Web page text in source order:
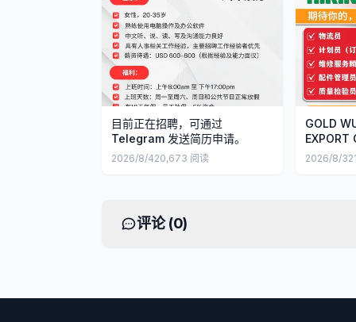
目前正在招聘，可通过
Telegram 发送简历申请。
2026/8/420,673 阅读
GOLD
EXPORT
才加入！
2026/8/3
评论 (0)